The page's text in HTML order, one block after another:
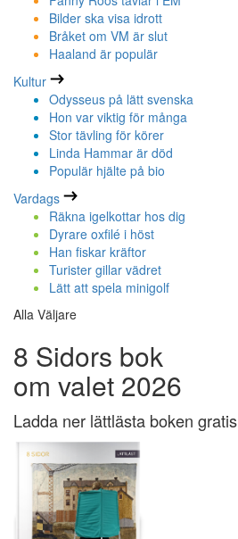
Bilder ska visa idrott
Bråket om VM är slut
Haaland är populär
Kultur
Odysseus på lätt svenska
Hon var viktig för många
Stor tävling för körer
Linda Hammar är död
Populär hjälte på bio
Vardags
Räkna igelkottar hos dig
Dyrare oxfilé i höst
Han fiskar kräftor
Turister gillar vädret
Lätt att spela minigolf
Alla Väljare
8 Sidors bok
om valet 2026
Ladda ner lättlästa boken gratis